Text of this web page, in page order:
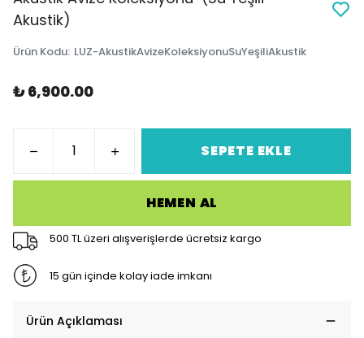
Akustik)
Ürün Kodu: LUZ-AkustikAvizeKoleksiyonuSuYeşiliAkustik
₺ 6,900.00
SEPETE EKLE
HEMEN AL
500 TL üzeri alışverişlerde ücretsiz kargo
15 gün içinde kolay iade imkanı
Ürün Açıklaması